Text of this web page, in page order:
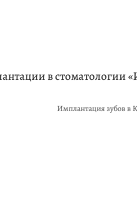
в стоматологии
Имплантация зубов в